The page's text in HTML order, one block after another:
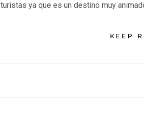
turistas ya que es un destino muy
KEEP